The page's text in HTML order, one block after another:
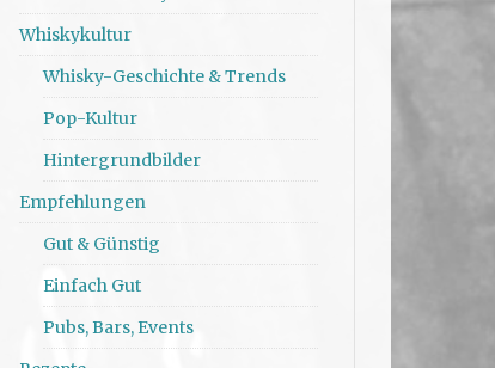
Whiskykultur
Whisky-Geschichte & Trends
Pop-Kultur
Hintergrundbilder
Empfehlungen
Gut & Günstig
Einfach Gut
Pubs, Bars, Events